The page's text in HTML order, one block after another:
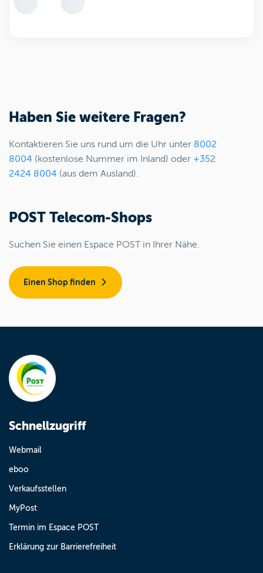
Haben Sie weitere Fragen?
Kontaktieren Sie uns rund um die Uhr unter 8002
8004 (kostenlose Nummer im Inland) oder +352
2424 8004 (aus dem Ausland).
POST Telecom-Shops
Suchen Sie einen Espace POST in Ihrer Nähe.
Einen Shop finden
Schnellzugriff
Webmail
eboo
Verkaufsstellen
MyPost
Termin im Espace POST
Erklärung zur Barrierefreiheit